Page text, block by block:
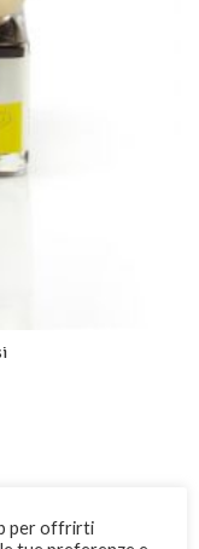
per offrirti